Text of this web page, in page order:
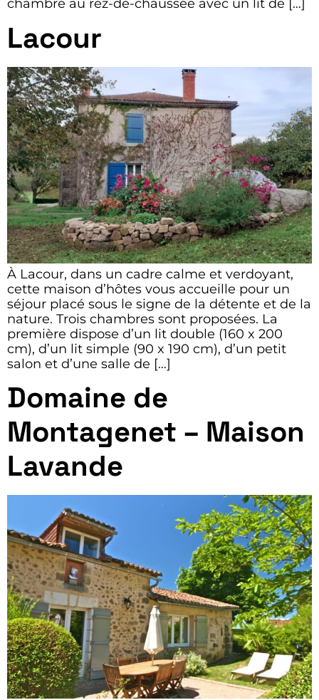
chambre au rez-de-chaussée avec un lit de […]
Lacour
À Lacour, dans un cadre calme et verdoyant,
cette maison d’hôtes vous accueille pour un
séjour placé sous le signe de la détente et de la
nature. Trois chambres sont proposées. La
première dispose d’un lit double (160 x 200
cm), d’un lit simple (90 x 190 cm), d’un petit
salon et d’une salle de […]
Domaine de
Montagenet – Maison
Lavande